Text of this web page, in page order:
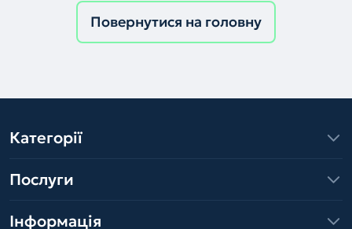
Повернутися на головну
Категорії
Послуги
Інформація